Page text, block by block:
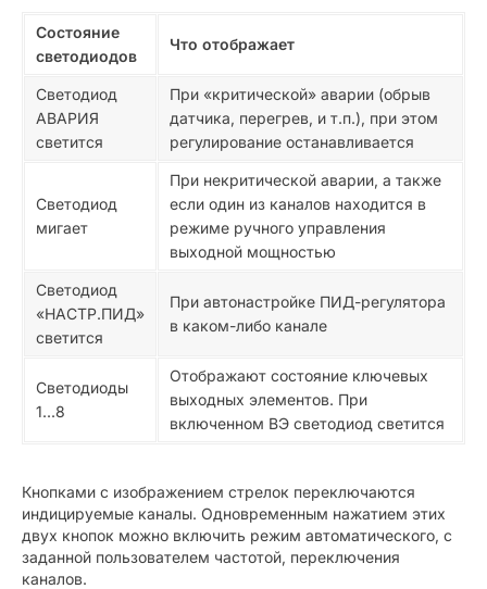
Состояние
светодиодов
Что отображает
Светодиод
АВАРИЯ
светится
При «критической» аварии (обрыв
датчика, перегрев, и т.п.), при этом
регулирование останавливается
Светодиод
мигает
При некритической аварии, а также
если один из каналов находится в
режиме ручного управления
выходной мощностью
Светодиод
«НАСТР.ПИД»
светится
При автонастройке ПИД-регулятора
в каком-либо канале
Светодиоды
1...8
Отображают состояние ключевых
выходных элементов. При
включенном ВЭ светодиод светится
Кнопками с изображением стрелок переключаются
индицируемые каналы. Одновременным нажатием этих
двух кнопок можно включить режим автоматического, с
заданной пользователем частотой, переключения
каналов.